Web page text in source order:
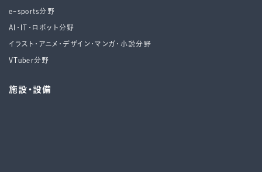
e-sports分野
AI・IT・ロボット分野
イラスト・アニメ・デザイン・マンガ・小説分野
VTuber分野
施設・設備